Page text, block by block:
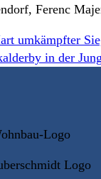
Ferenc
umkämpfter
in der